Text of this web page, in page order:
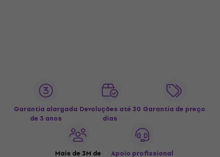
Garantia alargada
de 3 anos
Devoluções até 30
dias
Garantia de preço
Mais de 3M de
Apoio profissional